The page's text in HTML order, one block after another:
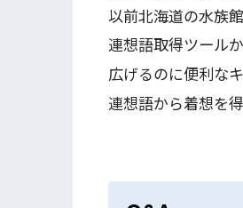
以前北海道の水族
連想語取得ツール
広げるのに便利な
連想語から着想を